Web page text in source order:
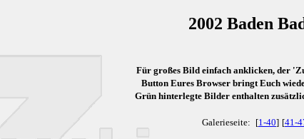
2002 Baden
Für großes Bild einfach anklicken, der
Button Eures Browser bringt Euch
Grünhinterlegte Bilder enthalten
Galerieseite: [1-40] [41-